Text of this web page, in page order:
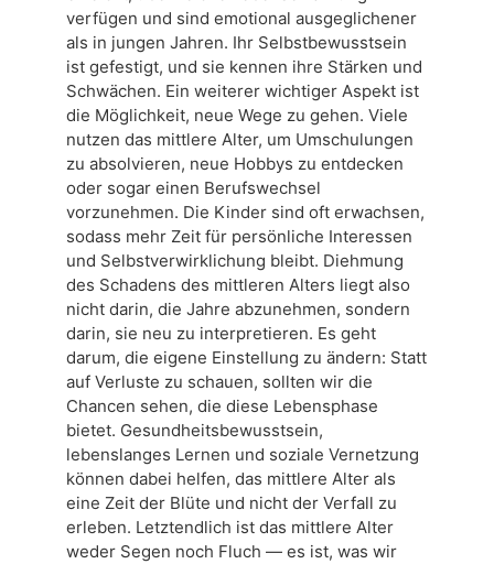
verfügen und sind emotional ausgeglichener
als in jungen Jahren. Ihr Selbstbewusstsein
ist gefestigt, und sie kennen ihre Stärken und
Schwächen. Ein weiterer wichtiger Aspekt ist
die Möglichkeit, neue Wege zu gehen. Viele
nutzen das mittlere Alter, um Umschulungen
zu absolvieren, neue Hobbys zu entdecken
oder sogar einen Berufswechsel
vorzunehmen. Die Kinder sind oft erwachsen,
sodass mehr Zeit für persönliche Interessen
und Selbstverwirklichung bleibt. Diehmung
des Schadens des mittleren Alters liegt also
nicht darin, die Jahre abzunehmen, sondern
darin, sie neu zu interpretieren. Es geht
darum, die eigene Einstellung zu ändern: Statt
auf Verluste zu schauen, sollten wir die
Chancen sehen, die diese Lebensphase
bietet. Gesundheitsbewusstsein,
lebenslanges Lernen und soziale Vernetzung
können dabei helfen, das mittlere Alter als
eine Zeit der Blüte und nicht der Verfall zu
erleben. Letztendlich ist das mittlere Alter
weder Segen noch Fluch — es ist, was wir